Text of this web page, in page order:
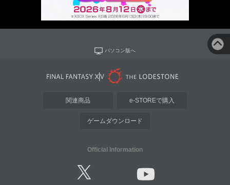
パソコン版へ
関連商品 e-STOREで購入
ゲームダウンロード
Official Information